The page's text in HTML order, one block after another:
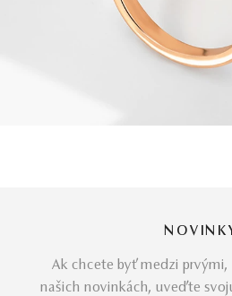
Ak chcete byť medzi
našich novinkách, uveďte